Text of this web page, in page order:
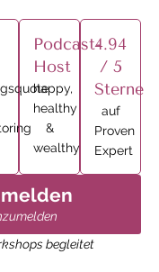
Podcast-
Host
happy,
healthy
&
wealthy
4.94
/ 5
Sterne
auf
Proven
Expert
begleitet